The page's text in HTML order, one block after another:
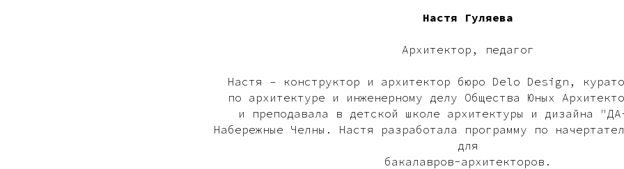
Настя Гуляева
Архитектор, педагог
Настя – конструктор и архитектор бюро Delo Design,
по архитектуре и инженерному делу Общества Юных
и преподавала в детской школе архитектуры и дизайна
Набережные Челны. Настя разработала программу по
для
бакалавров-архитекторов.